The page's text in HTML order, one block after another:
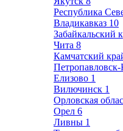
Республика
Владикавказ 10
Забайкальский
Чита 8
Камчатский
Елизово 1
Вилючинск 1
Орловская
Орел 6
Ливны 1